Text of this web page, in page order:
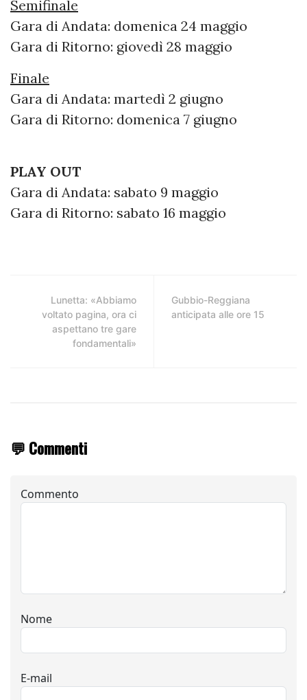
Semifinale
Gara di Andata: domenica 24 maggio
Gara di Ritorno: giovedì 28 maggio
Finale
Gara di Andata: martedì 2 giugno
Gara di Ritorno: domenica 7 giugno
PLAY OUT
Gara di Andata: sabato 9 maggio
Gara di Ritorno: sabato 16 maggio
Lunetta: «Abbiamo
voltato pagina, ora ci
aspettano tre gare
fondamentali»
Gubbio-Reggiana
anticipata alle ore 15
💬 Commenti